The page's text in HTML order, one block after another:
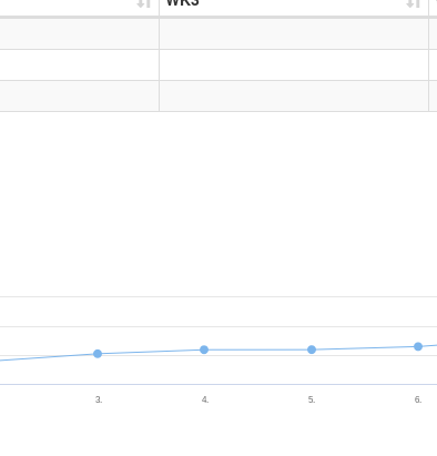
3. 4. 5. 6.